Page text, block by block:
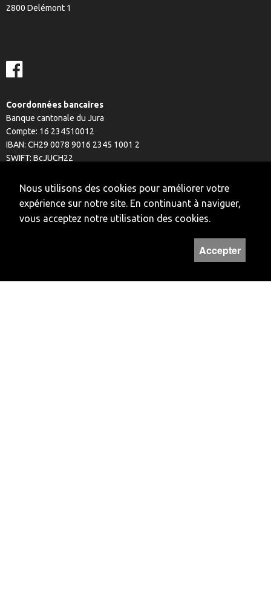
Nous utilisons des cookies pour améliorer votre
expérience sur notre site. En continuant à naviguer,
vous acceptez notre utilisation des cookies.
Accepter
2800 Delémont 1
Coordonnées bancaires
Banque cantonale du Jura
Compte: 16 234510012
IBAN: CH29 0078 9016 2345 1001 2
SWIFT: BcJUCH22
HORAIRES
14H - 17H